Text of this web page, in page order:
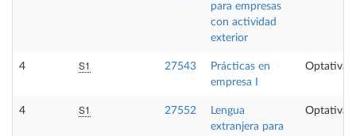
para empresas
con actividad
exterior
4 S1 27543
Prácticas en
empresa I
Optativa
4 S1 27552
Lengua
extranjera para
Optativa